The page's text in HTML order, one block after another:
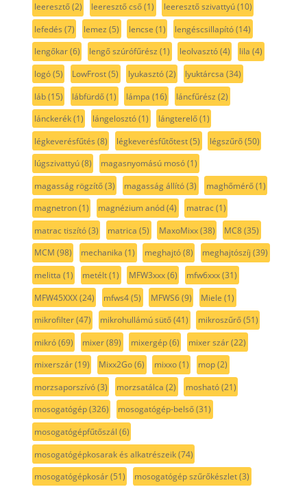
leeresztő(2) leeresztő cső(1) leeresztő szivattyú(10)
lefedés (7) lemez (5) lencse (1) lengéscsillapító(14)
lengőkar(6) lengő szúrófűrész (1) leolvasztó(4) lila (4)
logó(5) LowFrost(5) lyukasztó(2) lyuktárcsa (34)
láb(15) lábfürdő(1) lámpa (16) láncfűrész (2)
lánckerék(1) lángelosztó(1) lángterelő(1)
légkeverésfűtés (8) légkeverésfűtőtest(5) légszűrő(50)
lúgszivattyú(8) magasnyomású mosó(1)
magasság rögzítő(3) magasság állító(3) maghőmérő(1)
magnetron(1) magnézium anód(4) matrac(1)
matrac tiszító(3) matrica (5) MaxoMixx(38) MC8(35)
MCM (98) mechanika (1) meghajtó(8) meghajtószíj (39)
melitta (1) metélt(1) MFW3xxx(6) mfw6xxx(31)
MFW45XXX(24) mfws4(5) MFWS6(9) Miele (1)
mikrofilter(47) mikrohullámú sütő(41) mikroszűrő(51)
mikró(69) mixer(89) mixergép(6) mixer szár(22)
mixerszár(19) Mixx2Go(6) mixxo(1) mop(2)
morzsaporszívó(3) morzsatálca (2) mosható(21)
mosogatógép(326) mosogatógép-belső(31)
mosogatógépfűtőszál (6)
mosogatógépkosarak és alkatrészeik(74)
mosogatógépkosár(51) mosogatógép szűrőkészlet(3)